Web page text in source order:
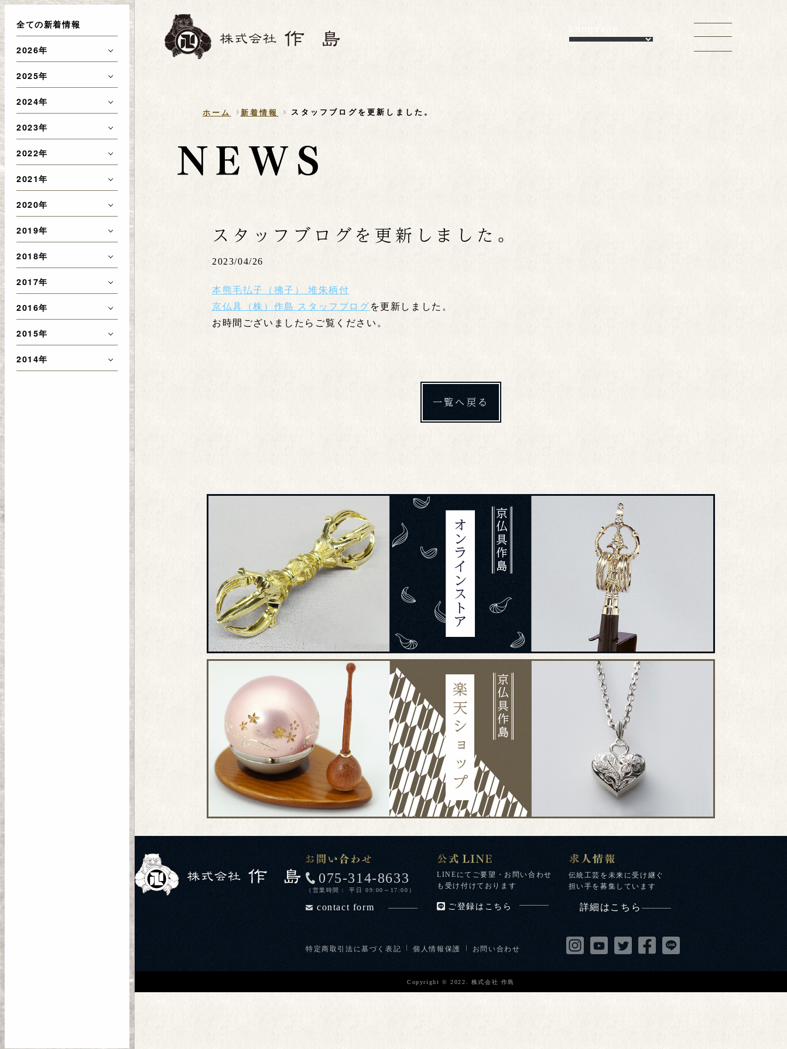
全ての新着情報
2026年
2025年
2024年
2023年
2022年
2021年
2020年
2019年
2018年
2017年
2016年
2015年
2014年
Language
ホーム 新着情報 スタッフブログを更新しました。
スタッフブログを更新しました。
2023/04/26
本熊毛払子（拂子） 堆朱柄付
京仏具（株）作島 スタッフブログを更新しました。
お時間ございましたらご覧ください。
一覧へ戻る
075-314-8633
（営業時間： 平日 09:00～17:00）
contact form
LINEにてご要望・お問い合わせ
も受け付けております
ご登録はこちら
伝統工芸を未来に受け継ぐ
担い手を募集しています
詳細はこちら
特定商取引法に基づく表記 個人情報保護 お問い合わせ
Copyright © 2022. 株式会社 作島